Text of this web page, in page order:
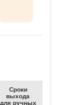
Сро­ки
вы­хо­да
для руч­ных